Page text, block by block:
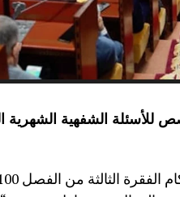
للأسئلة الشفهية الشهرية